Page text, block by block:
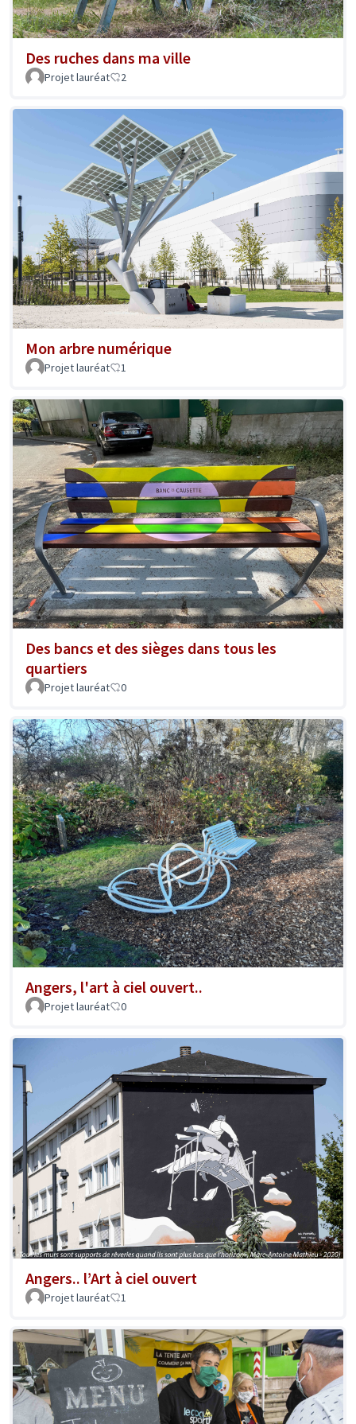
Des ruches dans ma ville
Projet lauréat 2
Mon arbre numérique
Projet lauréat 1
Des bancs et des sièges dans tous les
quartiers
Projet lauréat 0
Angers, l'art à ciel ouvert..
Projet lauréat 0
Angers.. l’Art à ciel ouvert
Projet lauréat 1